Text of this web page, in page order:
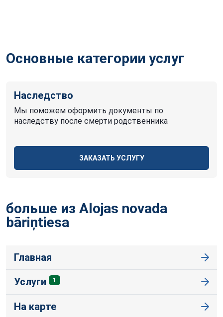
Основные категории услуг
Наследство
Мы поможем оформить документы по
наследству после смерти родственника
ЗАКАЗАТЬ УСЛУГУ
больше из Alojas novada
bāriņtiesa
Главная
Услуги 1
На карте